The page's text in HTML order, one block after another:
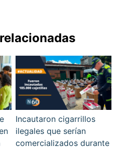
Incautaron cigarrillos
ilegales que serían
comercializados durante